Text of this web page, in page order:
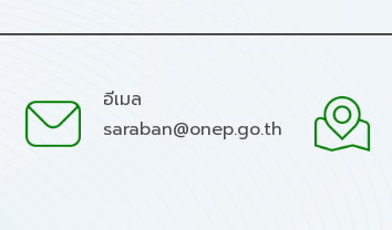
อีเมล
saraban@onep.go.th